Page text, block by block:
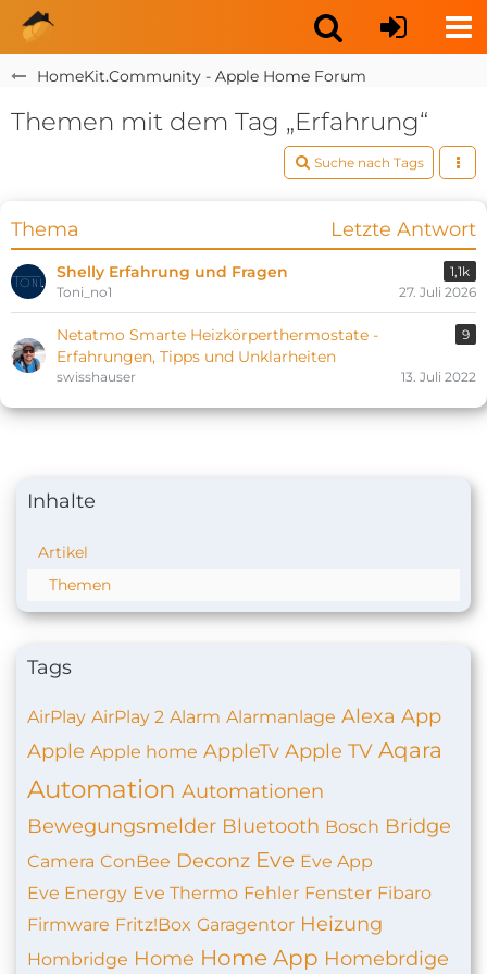
HomeKit.Community - Apple Home Forum
Themen mit dem Tag „Erfahrung“
Suche nach Tags
Thema Letzte Antwort
Shelly Erfahrung und Fragen
1,1k
Toni_no1
27. Juli 2026
Netatmo Smarte Heizkörperthermostate -
Erfahrungen, Tipps und Unklarheiten
9
swisshauser 13. Juli 2022
Inhalte
Artikel
Themen
Tags
AirPlay AirPlay 2 Alarm Alarmanlage Alexa App
Apple Apple home AppleTv Apple TV Aqara
Automation Automationen
Bewegungsmelder Bluetooth Bosch Bridge
Camera ConBee Deconz Eve Eve App
Eve Energy Eve Thermo Fehler Fenster Fibaro
Firmware Fritz!Box Garagentor Heizung
Hombridge Home Home App Homebrdige